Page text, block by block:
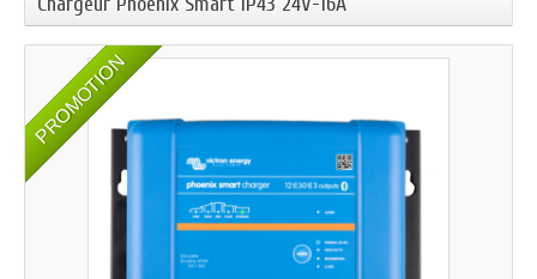
PROMOTION